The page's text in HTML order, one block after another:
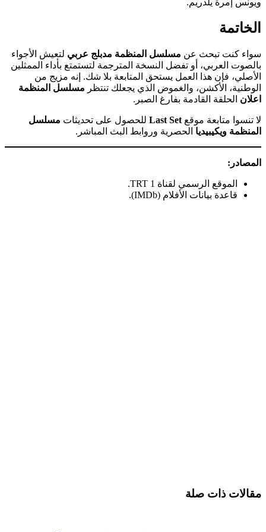
الخاتمة
سواء كنت تبحث عن مسلسل المنظمة مدبلج عربي لتعيش الأجواء
بالصوت العربي، أو تفضل النسخة المترجمة لتستمتع بأداء الممثلين
الأصلي، فإن هذا العمل يستحق المتابعة بلا شك. إنه مزيج من
الوطنية، الأكشن، والغموض الذي يجعلك تنتظر مسلسل المنظمة
اعلان الحلقة القادمة بفارغ الصبر.
لا تنسوا متابعة موقع Last Set للحصول على تحديثات مسلسل
المنظمة ويكيبيديا الحصرية وروابط البث المباشر.
المصادر:
الموقع الرسمي لقناة TRT 1.
قاعدة بيانات الأفلام (IMDb).
مقالات ذات صلة